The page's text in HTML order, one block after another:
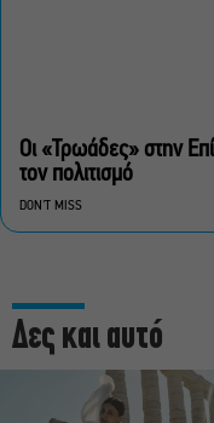
Οι «Τρωάδες» στην
τον πολιτισμό
DON'T MISS
Δες και αυτό